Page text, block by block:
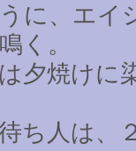
に、エイ
く。
夕焼けに
ち人は、